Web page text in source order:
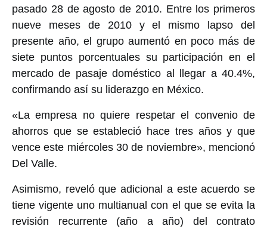
pasado 28 de agosto de 2010. Entre los primeros
nueve meses de 2010 y el mismo lapso del
presente año, el grupo aumentó en poco más de
siete puntos porcentuales su participación en el
mercado de pasaje doméstico al llegar a 40.4%,
confirmando así su liderazgo en México.
«La empresa no quiere respetar el convenio de
ahorros que se estableció hace tres años y que
vence este miércoles 30 de noviembre», mencionó
Del Valle.
Asimismo, reveló que adicional a este acuerdo se
tiene vigente uno multianual con el que se evita la
revisión recurrente (año a año) del contrato